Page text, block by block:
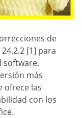
de
[1] para
software.
más
ofrece las
con los